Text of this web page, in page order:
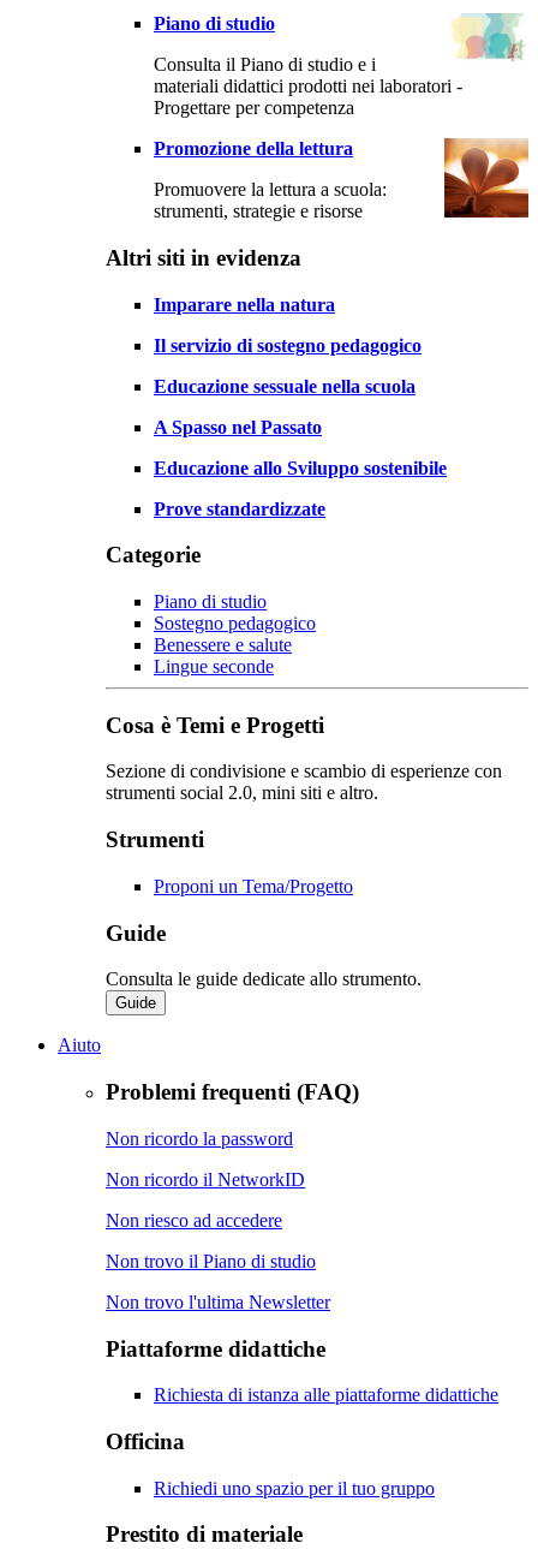
Piano di studio
Consulta il Piano di studio e i
materiali didattici prodotti nei laboratori -
Progettare per competenza
Promozione della lettura
Promuovere la lettura a scuola:
strumenti, strategie e risorse
Altri siti in evidenza
Imparare nella natura
Il servizio di sostegno pedagogico
Educazione sessuale nella scuola
A Spasso nel Passato
Educazione allo Sviluppo sostenibile
Prove standardizzate
Categorie
Piano di studio
Sostegno pedagogico
Benessere e salute
Lingue seconde
Cosa è Temi e Progetti
Sezione di condivisione e scambio di esperienze con
strumenti social 2.0, mini siti e altro.
Strumenti
Proponi un Tema/Progetto
Guide
Consulta le guide dedicate allo strumento.
Guide
Aiuto
Problemi frequenti (FAQ)
Non ricordo la password
Non ricordo il NetworkID
Non riesco ad accedere
Non trovo il Piano di studio
Non trovo l'ultima Newsletter
Piattaforme didattiche
Richiesta di istanza alle piattaforme didattiche
Officina
Richiedi uno spazio per il tuo gruppo
Prestito di materiale